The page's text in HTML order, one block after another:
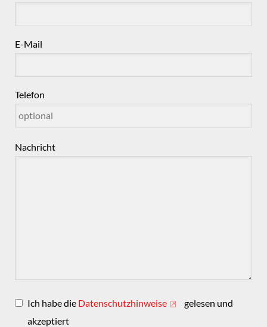
E-Mail
Telefon
Nachricht
Ich habe die Datenschutzhinweise
gelesen und
akzeptiert